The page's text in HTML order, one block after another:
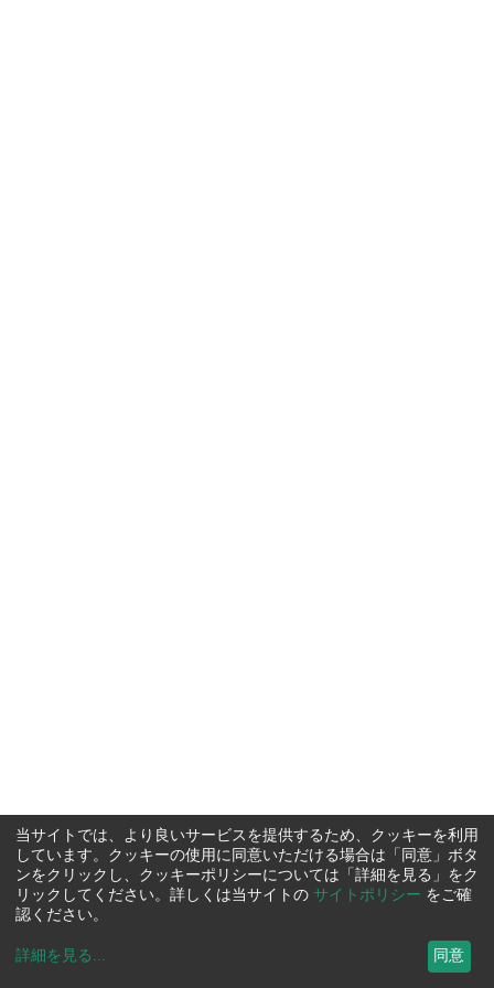
当サイトでは、より良いサービスを提供するため、クッキーを利用
しています。クッキーの使用に同意いただける場合は「同意」ボタ
ンをクリックし、クッキーポリシーについては「詳細を見る」をク
リックしてください。詳しくは当サイトの サイトポリシー をご確
認ください。
詳細を見る ... 同意